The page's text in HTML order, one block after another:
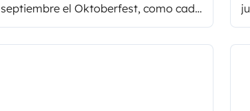
septiembre el Oktoberfest, como cada
año al grito "O'Zapft is!", que quiere
decir "Ya está abierto", refiriéndose al